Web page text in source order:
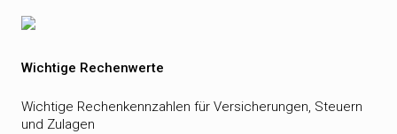
Wichtige Rechenwerte
Wichtige Rechenkennzahlen für Versicherungen, Steuern
und Zulagen